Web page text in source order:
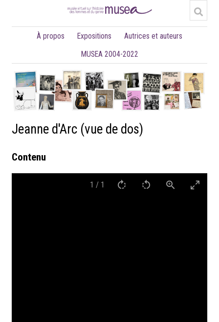
À propos Expositions
Autrices et auteurs
MUSEA 2004-2022
Jeanne d'Arc (vue de dos)
Contenu
1 / 1